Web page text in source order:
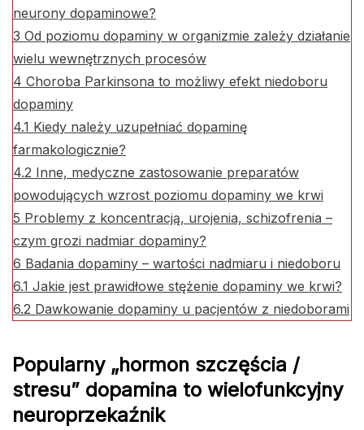
neurony dopaminowe?
3 Od poziomu dopaminy w organizmie zależy działanie
wielu wewnętrznych procesów
4 Choroba Parkinsona to możliwy efekt niedoboru
dopaminy
4.1 Kiedy należy uzupełniać dopaminę
farmakologicznie?
4.2 Inne, medyczne zastosowanie preparatów
powodujących wzrost poziomu dopaminy we krwi
5 Problemy z koncentracją, urojenia, schizofrenia –
czym grozi nadmiar dopaminy?
6 Badania dopaminy – wartości nadmiaru i niedoboru
6.1 Jakie jest prawidłowe stężenie dopaminy we krwi?
6.2 Dawkowanie dopaminy u pacjentów z niedoborami
Popularny „hormon szczęścia /
stresu” dopamina to wielofunkcyjny
neuroprzekaźnik